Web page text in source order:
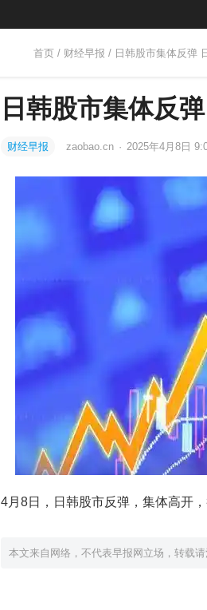
首页 / 财经早报 / 日韩股市集体反弹
日韩股市集体反
财经早报 zaobao.cn · 2025年4月8日
4月8日，日韩股市反弹，集体高开
本文来自网络，不代表早报网立场，转载请